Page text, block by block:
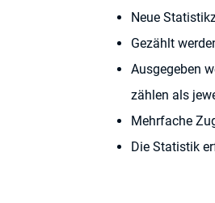
Neue
Gezählt
Ausgegeben
zählen als
Mehrfache
Die Statistik